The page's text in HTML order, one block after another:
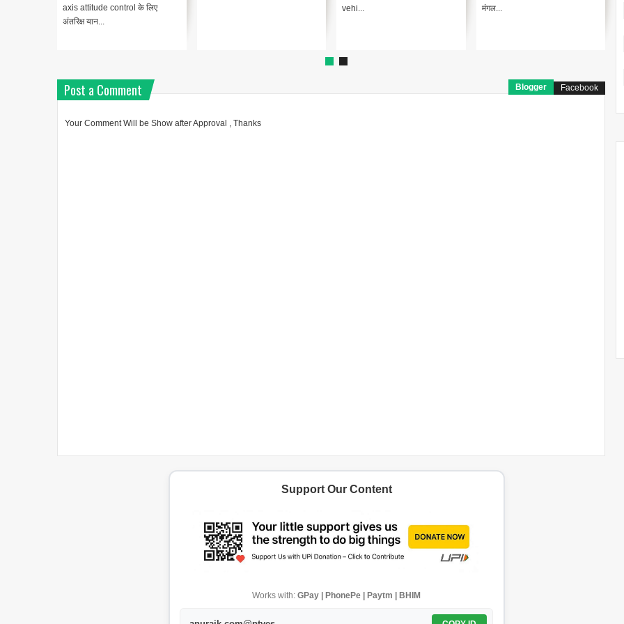
axis attitude control के लिए
अंतरिक्ष यान...
vehi...
मंगल...
Post a Comment Blogger Facebook
Your Comment Will be Show after Approval , Thanks
Support Our Content
Works with:GPay | PhonePe | Paytm | BHIM